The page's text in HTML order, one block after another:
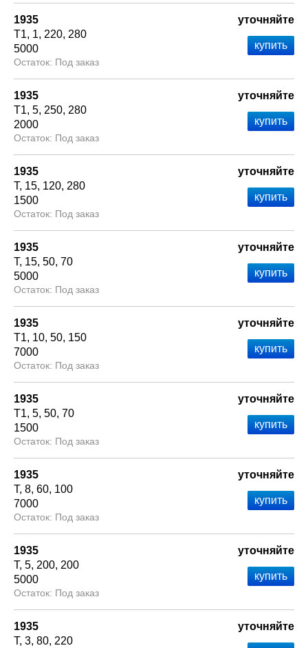
1935
Т1 1 220 280
5000
Под заказ
уточняйте
1935
Т1 5 250 280
2000
Под заказ
уточняйте
1935
Т 15 120 280
1500
Под заказ
уточняйте
1935
Т 15 50 70
5000
Под заказ
уточняйте
1935
Т1 10 50 150
7000
Под заказ
уточняйте
1935
Т1 5 50 70
1500
Под заказ
уточняйте
1935
Т 8 60 100
7000
Под заказ
уточняйте
1935
Т 5 200 200
5000
Под заказ
уточняйте
1935
Т 3 80 220
уточняйте